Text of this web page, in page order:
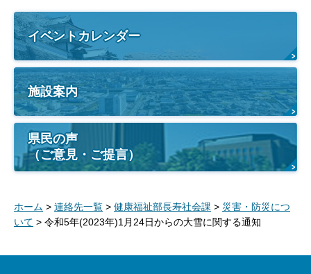
イベントカレンダー
施設案内
県民の声
（ご意見・ご提言）
ホーム > 連絡先一覧 > 健康福祉部長寿社会課 > 災害・防災につ
いて > 令和5年(2023年)1月24日からの大雪に関する通知